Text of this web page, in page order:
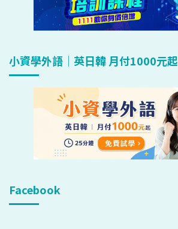
小資學外語｜英日韓 月付1000元起
Facebook